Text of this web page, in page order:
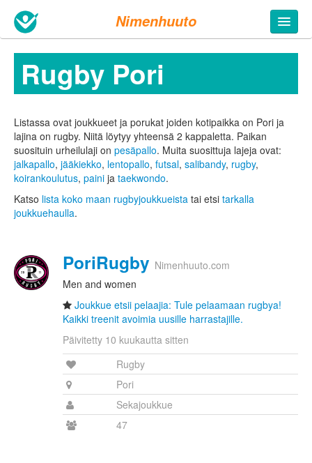
Nimenhuuto
Rugby Pori
Listassa ovat joukkueet ja porukat joiden kotipaikka on Pori ja
lajina on rugby. Niitä löytyy yhteensä 2 kappaletta. Paikan
suosituin urheilulaji on pesäpallo. Muita suosittuja lajeja ovat:
jalkapallo, jääkiekko, lentopallo, futsal, salibandy, rugby,
koirankoulutus, paini ja taekwondo.
Katso lista koko maan rugbyjoukkueista tai etsi tarkalla
joukkuehaulla.
PoriRugby Nimenhuuto.com
Men and women
Joukkue etsii pelaajia: Tule pelaamaan rugbya!
Kaikki treenit avoimia uusille harrastajille.
Päivitetty 10 kuukautta sitten
Rugby
Pori
Sekajoukkue
47